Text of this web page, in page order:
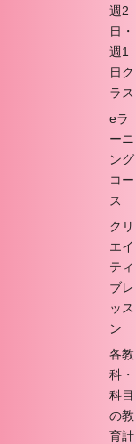
週2
日・
週1
日ク
ラス
eラ
ーニ
ング
コー
ス
クリ
エイ
ティ
ブレ
ッス
ン
各教
科・
科目
の教
育計